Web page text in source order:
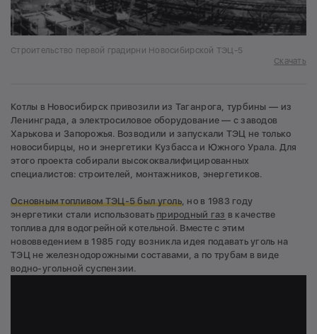
Строительство первой градирни Новосибирской ТЭЦ-5
Скачать
Котлы в Новосибирск привозили из Таганрога, турбины — из
Ленинграда, а электросиловое оборудование — с заводов
Харькова и Запорожья. Возводили и запускали ТЭЦ не только
новосибирцы, но и энергетики Кузбасса и Южного Урала. Для
этого проекта собирали высококвалифицированных
специалистов: строителей, монтажников, энергетиков.
Основным топливом ТЭЦ-5 был уголь, но в 1983 году
энергетики стали использовать природный газ в качестве
топлива для водогрейной котельной. Вместе с этим
нововведением в 1985 году возникла идея подавать уголь на
ТЭЦ не железнодорожными составами, а по трубам в виде
водно-угольной суспензии.